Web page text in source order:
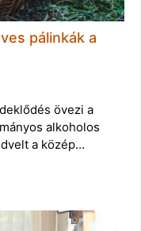
pálinkák a
övezi a
alkoholos
a közép…